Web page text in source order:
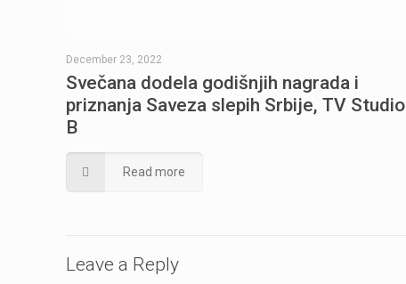
December 23, 2022
Svečana dodela godišnjih nagrada i
priznanja Saveza slepih Srbije, TV Studio
B
Read more
Leave a Reply